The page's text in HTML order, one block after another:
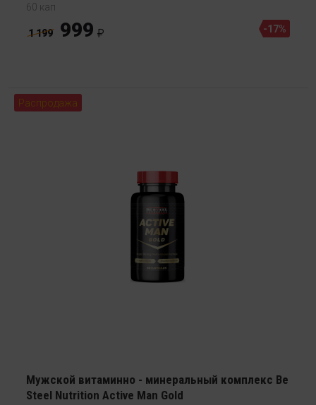
60 кап
1 199 999 -17%
Распродажа
Мужской витаминно - минеральный комплекс Be
Steel Nutrition Active Man Gold